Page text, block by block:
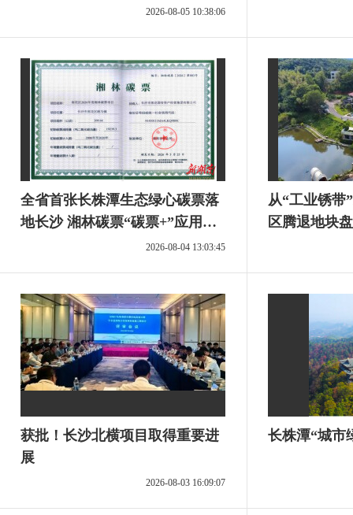
2026-08-05 10:38:06
全省首张长株潭生态绿心碳票落
地长沙 湘林碳票“碳票+”应用示
2026-08-04 13:03:45
从“工业锈带
区腾退地块
获批！长沙北横项目取得重要进
展
2026-08-03 16:09:07
长株潭“城市